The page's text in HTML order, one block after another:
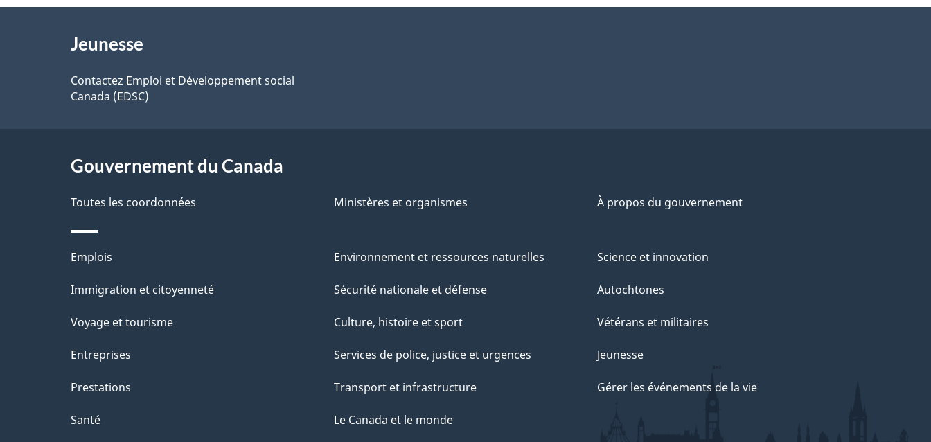
a
p
a
g
v
o
r
é
t
r
o
a
t
i
o
n
proposJeunesse
Contactez Emploi et Développement social
Canada (EDSC)
Gouvernement du Canada
Toutes les coordonnées Ministères et organismes À propos du gouvernement
Thèmes
et
Emplois
Immigration et citoyenneté
Voyage et tourisme
Entreprises
Prestations
Santé
Environnement et ressources naturelles
Sécurité nationale et défense
Culture, histoire et sport
Services de police, justice et urgences
Transport et infrastructure
Le Canada et le monde
Science et innovation
Autochtones
Vétérans et militaires
Jeunesse
Gérer les événements de la vie